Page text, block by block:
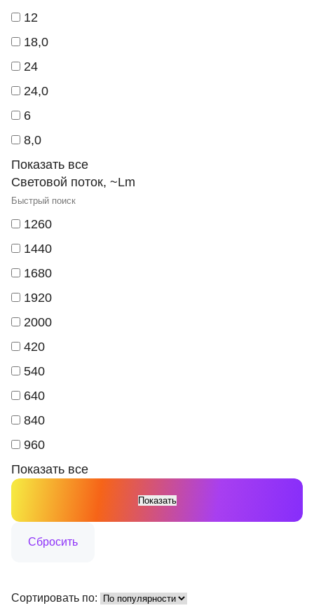
12
18,0
24
24,0
6
8,0
Показать все
Световой поток, ~Lm
1260
1440
1680
1920
2000
420
540
640
840
960
Показать все
Сортировать по: